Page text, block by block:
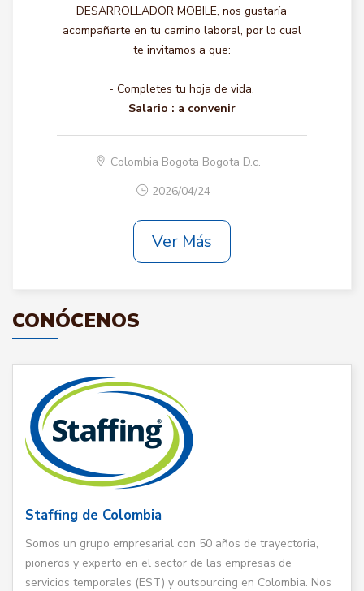
DESARROLLADOR MOBILE, nos gustaría
acompañarte en tu camino laboral, por lo cual
te invitamos a que:
- Completes tu hoja de vida.
Salario : a convenir
Colombia Bogota Bogota D.c.
2026/04/24
Ver Más
CONÓCENOS
Staffing de Colombia
Somos un grupo empresarial con 50 años de trayectoria,
pioneros y experto en el sector de las empresas de
servicios temporales (EST) y outsourcing en Colombia. Nos